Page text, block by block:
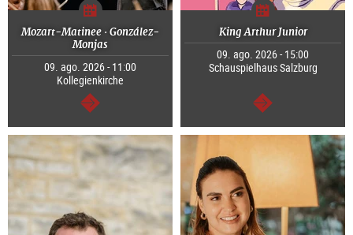
Mozart-Matinee · González-
Monjas
09. ago. 2026 - 11:00
Kollegienkirche
segue
King Arthur Junior
09. ago. 2026 - 15:00
Schauspielhaus Salzburg
segue